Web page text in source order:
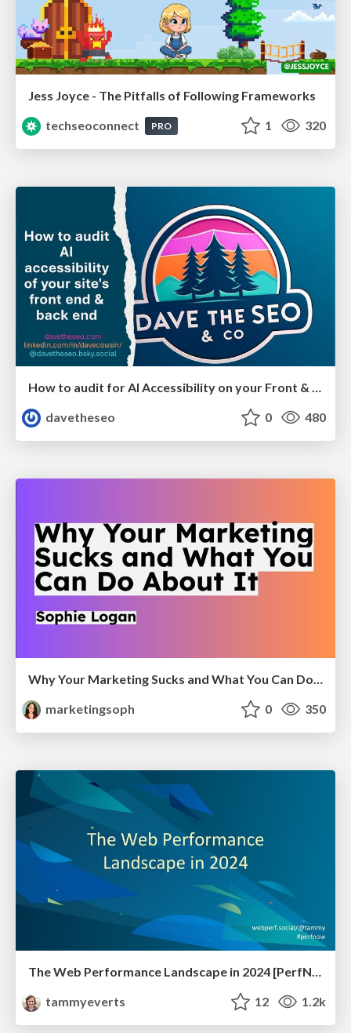
Jess Joyce - The Pitfalls of Following Frameworks
techseoconnect
PRO 1 320
How to audit for AI Accessibility on your Front & Back End
davetheseo
0 480
Why Your Marketing Sucks and What You Can Do About It - Sophie Logan
marketingsoph
0 350
The Web Performance Landscape in 2024 [PerfNow 2024]
tammyeverts
12 1.2k